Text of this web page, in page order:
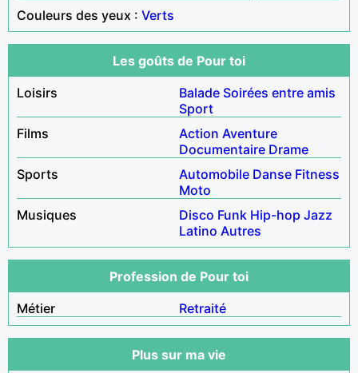
Couleurs des yeux : Verts
Les goûts de Pour toi
Loisirs
Balade Soirées entre amis
Sport
Films
Action Aventure
Documentaire Drame
Sports
Automobile Danse Fitness
Moto
Musiques
Disco Funk Hip-hop Jazz
Latino Autres
Profession de Pour toi
Métier
Retraité
Plus sur ma vie